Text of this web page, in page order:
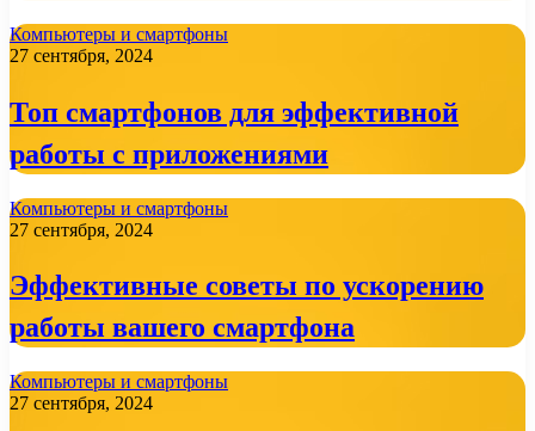
Компьютеры и смартфоны
27 сентября, 2024
Топ смартфонов для эффективной
работы с приложениями
Компьютеры и смартфоны
27 сентября, 2024
Эффективные советы по ускорению
работы вашего смартфона
Компьютеры и смартфоны
27 сентября, 2024